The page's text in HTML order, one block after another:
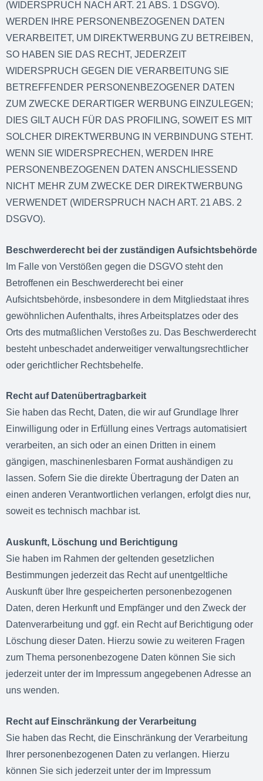
(WIDERSPRUCH NACH ART. 21 ABS. 1 DSGVO).
WERDEN IHRE PERSONENBEZOGENEN DATEN
VERARBEITET, UM DIREKTWERBUNG ZU BETREIBEN,
SO HABEN SIE DAS RECHT, JEDERZEIT
WIDERSPRUCH GEGEN DIE VERARBEITUNG SIE
BETREFFENDER PERSONENBEZOGENER DATEN
ZUM ZWECKE DERARTIGER WERBUNG EINZULEGEN;
DIES GILT AUCH FÜR DAS PROFILING, SOWEIT ES MIT
SOLCHER DIREKTWERBUNG IN VERBINDUNG STEHT.
WENN SIE WIDERSPRECHEN, WERDEN IHRE
PERSONENBEZOGENEN DATEN ANSCHLIESSEND
NICHT MEHR ZUM ZWECKE DER DIREKTWERBUNG
VERWENDET (WIDERSPRUCH NACH ART. 21 ABS. 2
DSGVO).
Beschwerderecht bei der zuständigen Aufsichtsbehörde
Im Falle von Verstößen gegen die DSGVO steht den
Betroffenen ein Beschwerderecht bei einer
Aufsichtsbehörde, insbesondere in dem Mitgliedstaat ihres
gewöhnlichen Aufenthalts, ihres Arbeitsplatzes oder des
Orts des mutmaßlichen Verstoßes zu. Das Beschwerderecht
besteht unbeschadet anderweitiger verwaltungsrechtlicher
oder gerichtlicher Rechtsbehelfe.
Recht auf Datenübertragbarkeit
Sie haben das Recht, Daten, die wir auf Grundlage Ihrer
Einwilligung oder in Erfüllung eines Vertrags automatisiert
verarbeiten, an sich oder an einen Dritten in einem
gängigen, maschinenlesbaren Format aushändigen zu
lassen. Sofern Sie die direkte Übertragung der Daten an
einen anderen Verantwortlichen verlangen, erfolgt dies nur,
soweit es technisch machbar ist.
Auskunft, Löschung und Berichtigung
Sie haben im Rahmen der geltenden gesetzlichen
Bestimmungen jederzeit das Recht auf unentgeltliche
Auskunft über Ihre gespeicherten personenbezogenen
Daten, deren Herkunft und Empfänger und den Zweck der
Datenverarbeitung und ggf. ein Recht auf Berichtigung oder
Löschung dieser Daten. Hierzu sowie zu weiteren Fragen
zum Thema personenbezogene Daten können Sie sich
jederzeit unter der im Impressum angegebenen Adresse an
uns wenden.
Recht auf Einschränkung der Verarbeitung
Sie haben das Recht, die Einschränkung der Verarbeitung
Ihrer personenbezogenen Daten zu verlangen. Hierzu
können Sie sich jederzeit unter der im Impressum